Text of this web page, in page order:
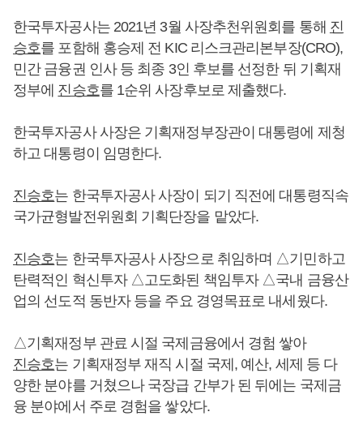
한국투자공사는 2021년 3월 사장추천위원회를 통해 진
승호를 포함해 홍승제 전 KIC 리스크관리본부장(CRO),
민간 금융권 인사 등 최종 3인 후보를 선정한 뒤 기획재
정부에 진승호를 1순위 사장후보로 제출했다.
한국투자공사 사장은 기획재정부장관이 대통령에 제청
하고 대통령이 임명한다.
진승호는 한국투자공사 사장이 되기 직전에 대통령직속
국가균형발전위원회 기획단장을 맡았다.
진승호는 한국투자공사 사장으로 취임하며 △기민하고
탄력적인 혁신투자 △고도화된 책임투자 △국내 금융산
업의 선도적 동반자 등을 주요 경영목표로 내세웠다.
△기획재정부 관료 시절 국제금융에서 경험 쌓아
진승호는 기획재정부 재직 시절 국제, 예산, 세제 등 다
양한 분야를 거쳤으나 국장급 간부가 된 뒤에는 국제금
융 분야에서 주로 경험을 쌓았다.